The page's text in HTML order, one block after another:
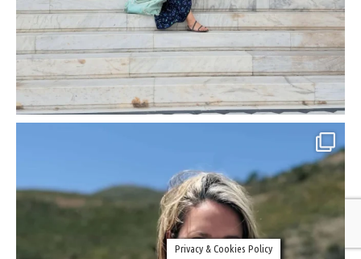
Privacy & Cookies Policy